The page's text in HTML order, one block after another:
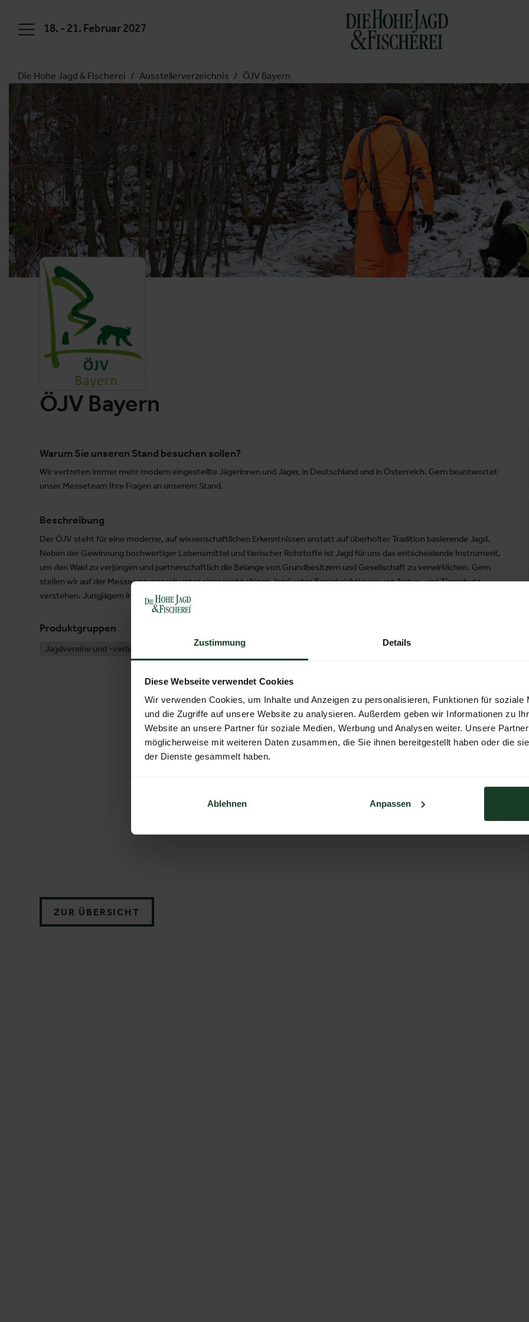
Zustimmung Details
Diese Webseite verwendet Cookies
Wir verwenden Cookies, um Inhalte und Anzeigen zu personalisieren, Funktionen für soziale
und die Zugriffe auf unsere Website zu analysieren. Außerdem geben wir Informationen zu
Website an unsere Partner für soziale Medien, Werbung und Analysen weiter. Unsere
möglicherweise mit weiteren Daten zusammen, die Sie ihnen bereitgestellt haben oder die
der Dienste gesammelt haben.
Ablehnen Anpassen
18. - 21. Februar 2027
Die Hohe Jagd & Fischerei Ausstellerverzeichnis ÖJV Bayern
ÖJV Bayern
Warum Sie unseren Stand besuchen sollen?
Wir vertreten immer mehr modern eingestellte Jägerinnen und Jäger, in Deutschland und in Österreich. Gern beantwortet
unser Messeteam Ihre Fragen an unserem Stand.
Beschreibung
Der ÖJV steht für eine moderne, auf wissenschaftlichen Erkenntnissen anstatt auf überholter Tradition basierende Jagd.
Neben der Gewinnung hochwertiger Lebensmittel und tierischer Rohstoffe ist Jagd für uns das entscheidende Instrument,
um den Wald zu verjüngen und partnerschaftlich die Belange von Grundbesitzern und Gesellschaft zu verwirklichen. Gern
stellen wir auf der Messe vor, was wir unter einer nachhaltigen Jagd unter Berücksichtigung von Natur- und Tierschutz
verstehen. Jungjägern in unseren Reihen versuchen wir unkomplizierte Jagdgelegenheiten zu vermitteln.
Produktgruppen
Jagdvereine und -verbände Jagdhunde Ausbildung zum Jäger
ZUR ÜBERSICHT